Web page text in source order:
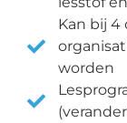
Kan bij 4
worden